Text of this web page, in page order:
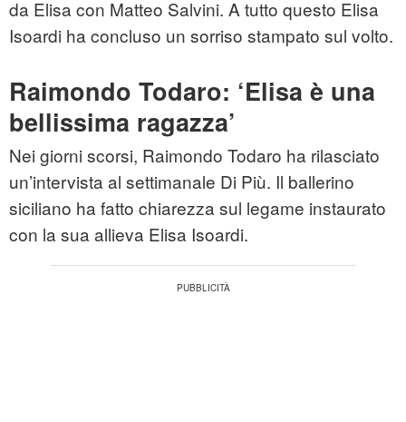
da Elisa con Matteo Salvini. A tutto questo Elisa
Isoardi ha concluso un sorriso stampato sul volto.
Raimondo Todaro: ‘Elisa è una
bellissima ragazza’
Nei giorni scorsi, Raimondo Todaro ha rilasciato
un’intervista al settimanale Di Più. Il ballerino
siciliano ha fatto chiarezza sul legame instaurato
con la sua allieva Elisa Isoardi.